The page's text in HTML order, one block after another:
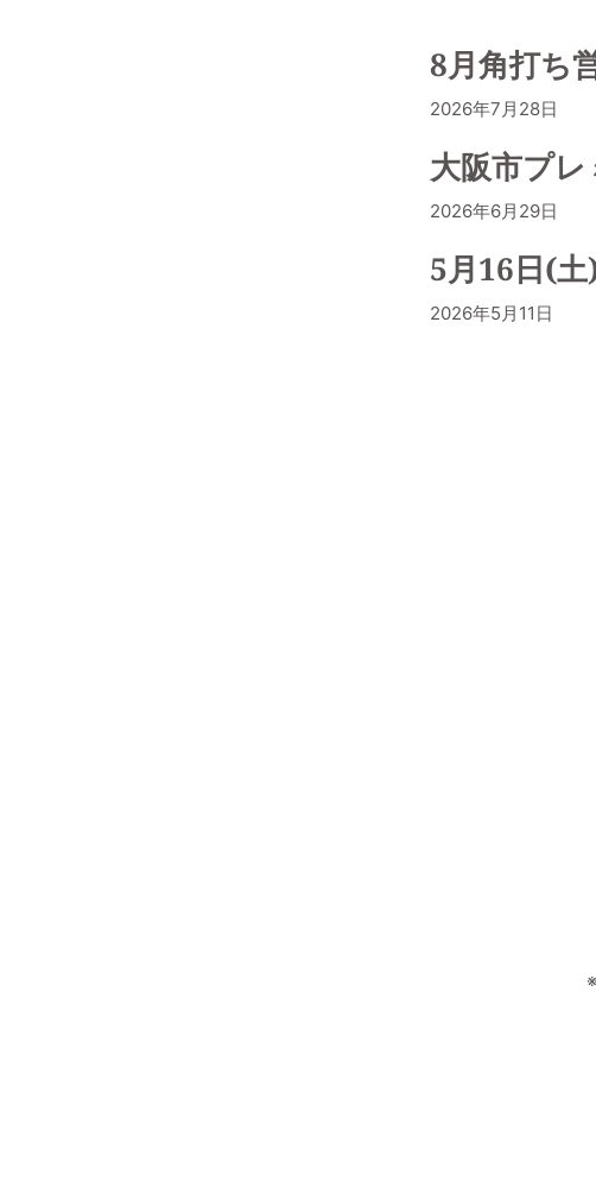
8月角打ち
2026年7月28日
大阪市プレ
2026年6月29日
5月16日(
2026年5月11日